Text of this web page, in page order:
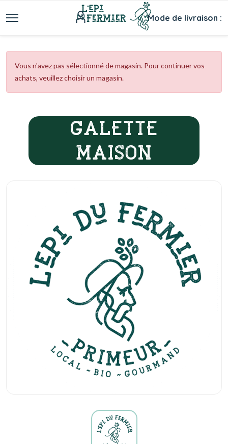
Mode de livraison :
Vous n'avez pas sélectionné de magasin. Pour continuer vos
achats, veuillez choisir un magasin.
GALETTE
MAISON